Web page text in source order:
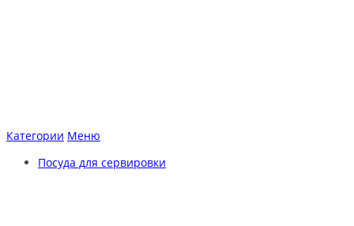
Категории Меню
Посуда для сервировки